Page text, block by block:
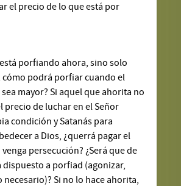
el precio de lo que está por
porfiando ahora, sino solo
cómo podrá porfiar cuando el
mayor? Si aquel que ahorita no
precio de luchar en el Señor
condición y Satanás para
a Dios, ¿querrá pagar el
persecución? ¿Será que de
dispuesto a porfiad (agonizar,
necesario)? Si no lo hace ahorita,